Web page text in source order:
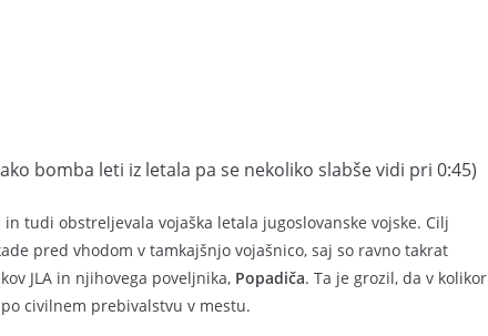
bomba leti iz letala pa se nekoliko slabše vidi pri 0:45)
tudi obstreljevala vojaška letala jugoslovanske vojske. Cilj
pred vhodom v tamkajšnjo vojašnico, saj so ravno takrat
JLA in njihovega poveljnika, Popadiča. Ta je grozil, da v kolikor
civilnem prebivalstvu v mestu.